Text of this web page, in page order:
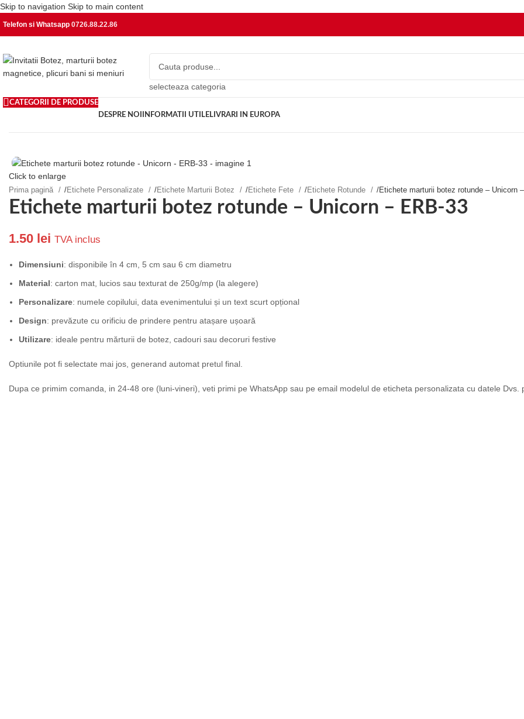
Skip to navigation Skip to main content
Telefon si Whatsapp 0726.88.22.86
selecteaza categoria
CATEGORII DE PRODUSE
DESPRE NOI
INFORMATII UTILELIVRARI IN EUROPA
Click to enlarge
Prima pagină /Etichete Personalizate /Etichete Marturii Botez /Etichete Fete /Etichete Rotunde /Etichete marturii botez rotunde – Unicorn
Etichete marturii botez rotunde – Unicorn – ERB-33
1.50 lei TVA inclus
Dimensiuni: disponibile în 4 cm, 5 cm sau 6 cm diametru
Material: carton mat, lucios sau texturat de 250g/mp (la alegere)
Personalizare: numele copilului, data evenimentului și un text scurt opțional
Design: prevăzute cu orificiu de prindere pentru atașare ușoară
Utilizare: ideale pentru mărturii de botez, cadouri sau decoruri festive
Optiunile pot fi selectate mai jos, generand automat pretul final.
Dupa ce primim comanda, in 24-48 ore (luni-vineri), veti primi pe WhatsApp sau pe email modelul de eticheta personalizata cu datele Dvs.